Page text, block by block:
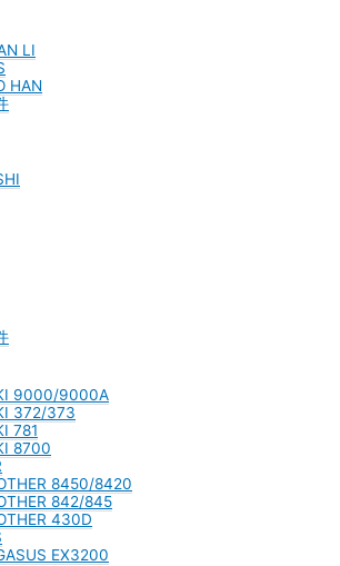
LI
HAN
9000/9000A
372/373
781
8700
8450/8420
842/845
430D
EX3200